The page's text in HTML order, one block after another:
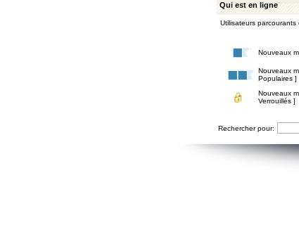
Qui est en ligne
Utilisateurs
Nouveaux
Nouveaux
Populaires ]
Nouveaux
Verrouillés ]
Rechercher pour: